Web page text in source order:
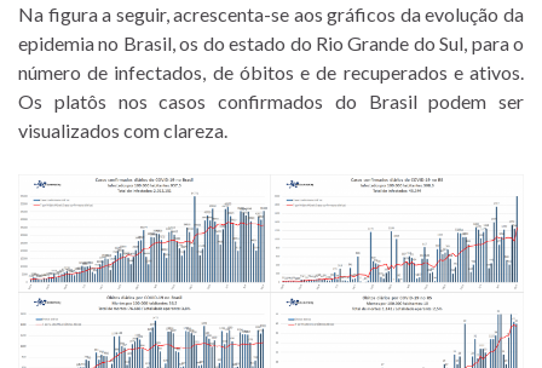
Na figura a seguir, acrescenta-se aos gráficos da evolução da
epidemia no Brasil, os do estado do Rio Grande do Sul, para o
número de infectados, de óbitos e de recuperados e ativos.
Os platôs nos casos confirmados do Brasil podem ser
visualizados com clareza.